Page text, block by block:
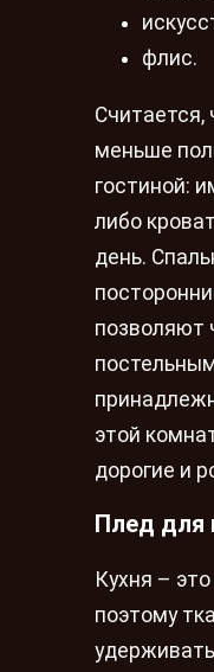
флис.
Считается,
меньше
гостиной:
либо
день.
позволяют
этой
дорогие и
Плед для
Кухня –
поэтому